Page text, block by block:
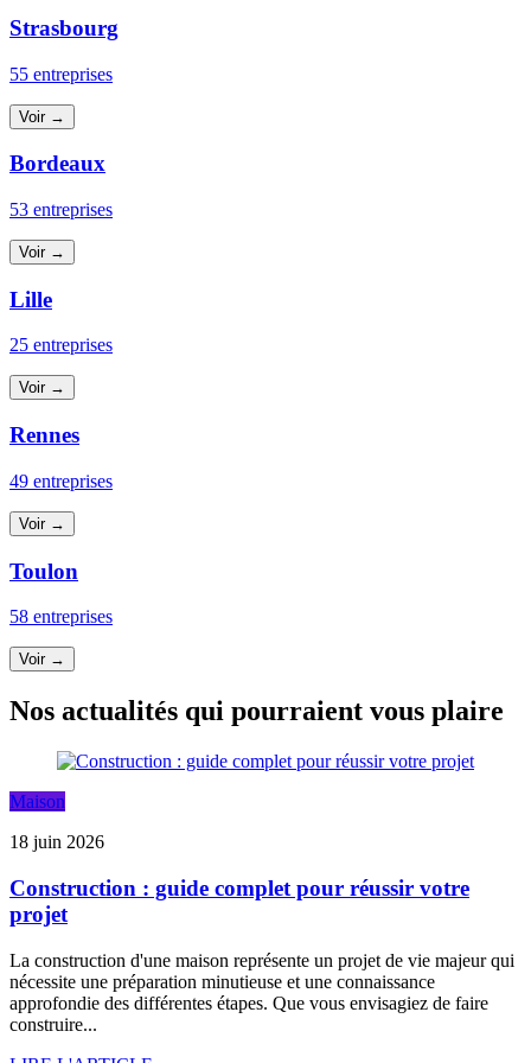
Strasbourg
55 entreprises
Voir →
Bordeaux
53 entreprises
Voir →
Lille
25 entreprises
Voir →
Rennes
49 entreprises
Voir →
Toulon
58 entreprises
Voir →
Nos actualités qui pourraient vous plaire
Maison
18 juin 2026
Construction : guide complet pour réussir votre
projet
La construction d'une maison représente un projet de vie majeur qui
nécessite une préparation minutieuse et une connaissance
approfondie des différentes étapes. Que vous envisagiez de faire
construire...